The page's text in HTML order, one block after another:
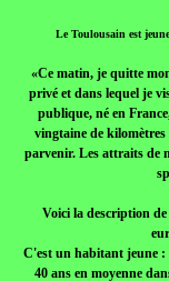
Le Toulousain est
«Ce matin, je quitte
privé et dans lequel je
publique, né en
vingtaine de
parvenir. Les attraits de
Voici la description
C'est un habitant jeune :
40 ans en moyenne